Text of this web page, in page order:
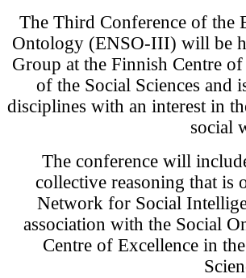
The Third Conference of the
Ontology (ENSO-III) will be
Group at the Finnish Centre
of the Social Sciences and
disciplines with an interest in
social
The conference will
collective reasoning that is
Network for Social
association with the Social
Centre of Excellence in